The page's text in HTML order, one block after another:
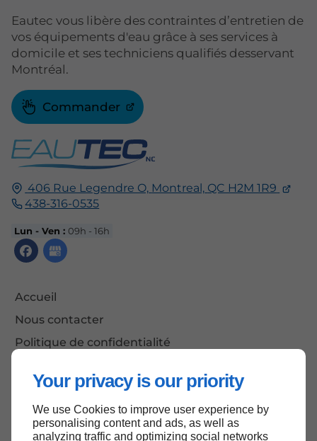
Your privacy is our priority
We use Cookies to improve user experience by
personalising content and ads, as well as
analyzing traffic and optimizing social networks
406 Rue Legendre O, Montreal, QC H2M 1R9
438-316-0535
Lun - Ven :09h - 16h
Accueil
Nous contacter
Politique de confidentialité
Eautec vous libère des contraintes d’entretien de
vos équipements d'eau grâce à ses services à
domicile et ses techniciens qualifiés desservant
Montréal.
Commander
Haut de page